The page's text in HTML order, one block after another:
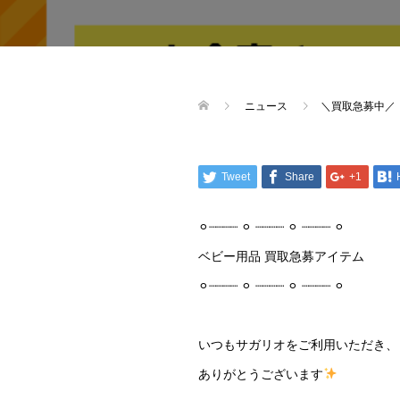
ニュース ＼買取急募中／
Tweet Share +1
⚪︎┈┈┈┈ ⚪︎ ┈┈┈┈ ⚪︎ ┈┈┈┈ ⚪︎
ベビー用品 買取急募アイテム
⚪︎┈┈┈┈ ⚪︎ ┈┈┈┈ ⚪︎ ┈┈┈┈ ⚪︎
いつもサガリオをご利用いただき、
ありがとうございます